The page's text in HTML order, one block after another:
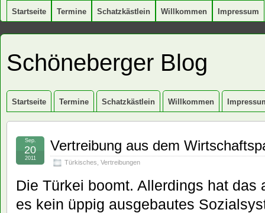
Startseite Termine Schatzkästlein Willkommen Impressum
Schöneberger Blog
Startseite Termine Schatzkästlein Willkommen
Vertreibung aus dem
Türkisches Vertreibungen
Sep.
20
2011
Die Türkei boomt. Allerdings hat das
es kein üppig ausgebautes